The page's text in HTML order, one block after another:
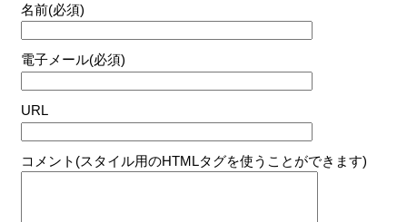
名前(必須)
電子メール(必須)
URL
コメント(スタイル用のHTMLタグを使うことができます)